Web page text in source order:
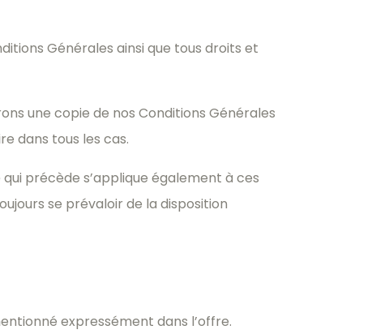
Générales ainsi que tous droits et
une copie de nos Conditions Générales
dans tous les cas.
précède s’applique également à ces
se prévaloir de la disposition
expressément dans l’offre.